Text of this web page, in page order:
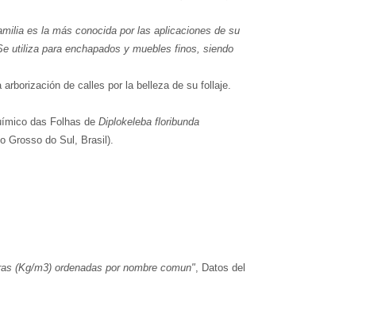
es la más conocida por las aplicaciones de su
utiliza para enchapados y muebles finos, siendo
de calles por la belleza de su follaje.
das Folhas de Diplokeleba floribunda
Grosso do Sul, Brasil).
(Kg/m3) ordenadas por nombre comun" , Datos del